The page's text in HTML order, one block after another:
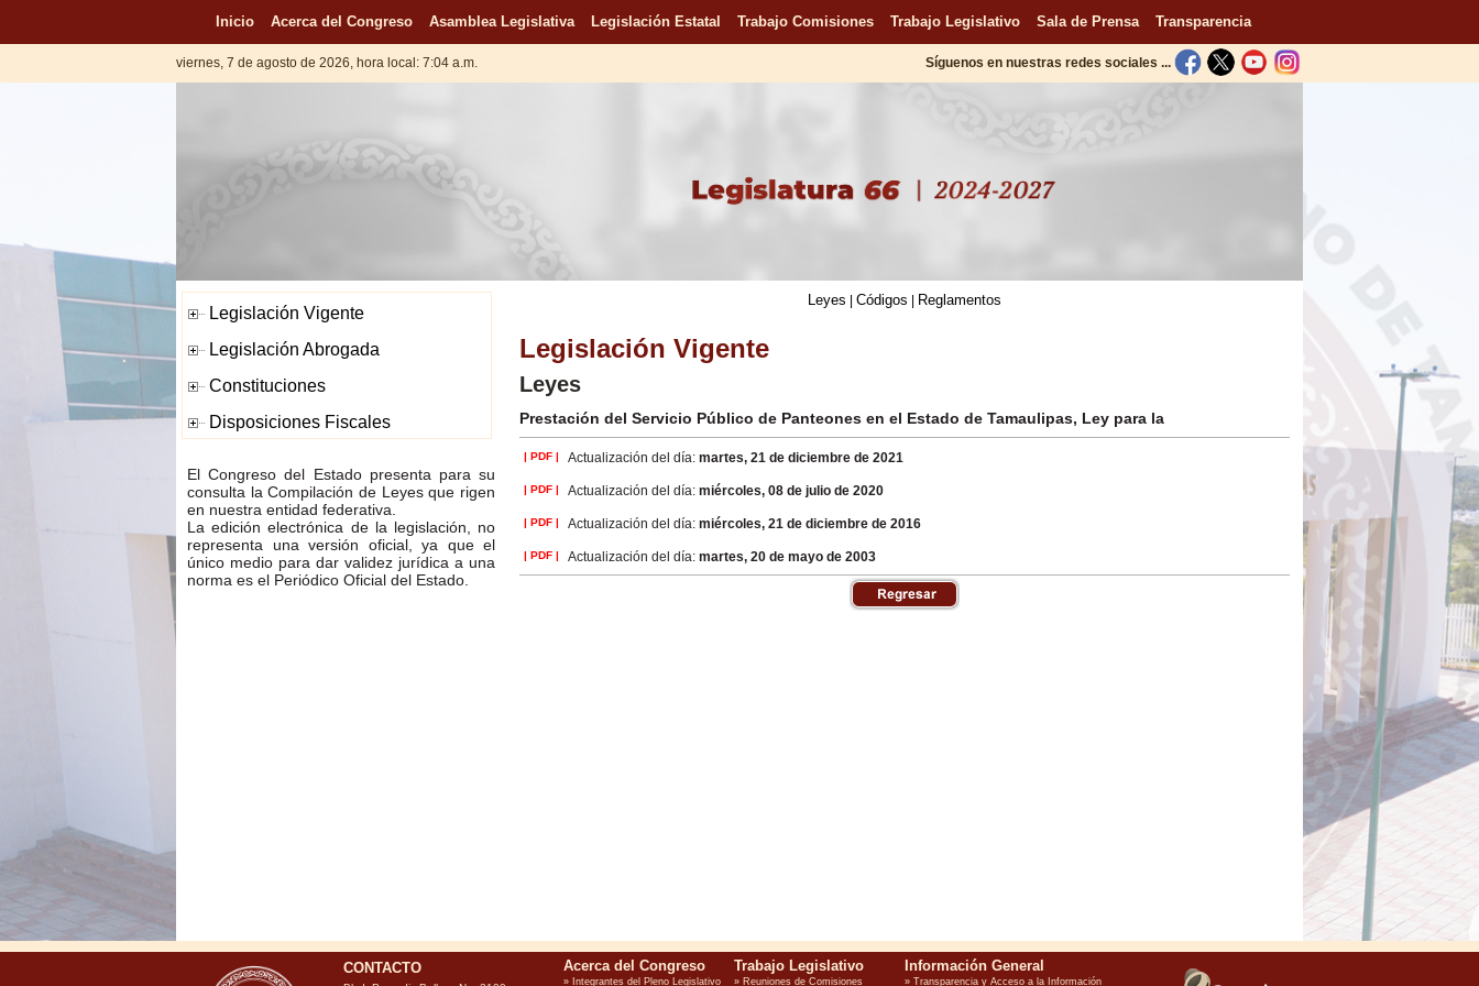
Inicio Acerca del Congreso Asamblea Legislativa Legislación Estatal Trabajo Comisiones Trabajo Legislativo Sala de Prensa Transparencia
viernes, 7 de agosto de 2026, hora local: 7:04 a.m. Síguenos en nuestras redes sociales ...
El Congreso del Estado presenta para su
consulta la Compilación de Leyes que rigen
en nuestra entidad federativa.
La edición electrónica de la legislación, no
representa una versión oficial, ya que el
único medio para dar validez jurídica a una
norma es el Periódico Oficial del Estado.
Leyes Códigos Reglamentos
Legislación Vigente
Leyes
Prestación del Servicio Público de Panteones en el Estado de Tamaulipas, Ley para la
| PDF | Actualización del día: martes, 21 de diciembre de 2021
| PDF | Actualización del día: miércoles, 08 de julio de 2020
| PDF | Actualización del día: miércoles, 21 de diciembre de 2016
| PDF | Actualización del día: martes, 20 de mayo de 2003
CONTACTO